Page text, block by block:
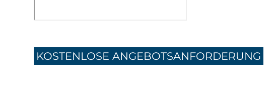
KOSTENLOSE ANGEBOTSANFORDERUNG